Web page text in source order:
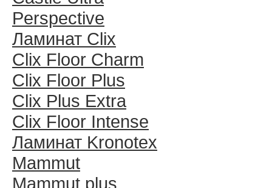
Perspective
Ламинат Clix
Clix Floor Charm
Clix Floor Plus
Clix Plus Extra
Clix Floor Intense
Ламинат Kronotex
Mammut
Mammut plus